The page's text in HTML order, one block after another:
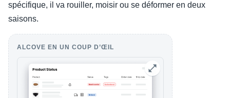
spécifique, il va rouiller, moisir ou se déformer en deux
saisons.
ALCOVE EN UN COUP D’ŒIL